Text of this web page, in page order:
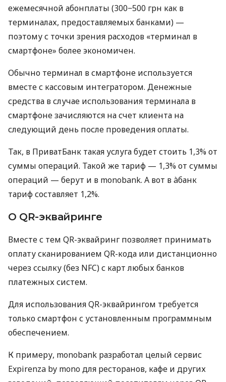
ежемесячной абонплаты (300−500 грн как в
терминалах, предоставляемых банками) —
поэтому с точки зрения расходов «терминал в
смартфоне» более экономичен.
Обычно терминал в смартфоне используется
вместе с кассовым интегратором. Денежные
средства в случае использования терминала в
смартфоне зачисляются на счет клиента на
следующий день после проведения оплаты.
Так, в ПриватБанк такая услуга будет стоить 1,3% от
суммы операций. Такой же тариф — 1,3% от суммы
операций — берут и в monobank. А вот в àбанк
тариф составляет 1,2%.
О QR-эквайринге
Вместе с тем QR-эквайринг позволяет принимать
оплату сканированием QR-кода или дистанционно
через ссылку (без NFC) с карт любых банков
платежных систем.
Для использования QR-эквайрингом требуется
только смартфон с установленным программным
обеспечением.
К примеру, monobank разработал целый сервис
Expirenza by mono для ресторанов, кафе и других